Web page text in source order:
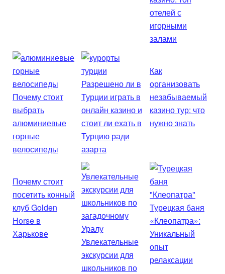
отелей с
игорными
залами
Почему стоит
выбрать
алюминиевые
горные
велосипеды
Разрешено ли в
Турции играть в
онлайн казино и
стоит ли ехать в
Турцию ради
азарта
Как
организовать
незабываемый
казино тур: что
нужно знать
Почему стоит
посетить конный
клуб Golden
Horse в
Харькове
Увлекательные
экскурсии для
школьников по
Турецкая баня
«Клеопатра»:
Уникальный
опыт
релаксации